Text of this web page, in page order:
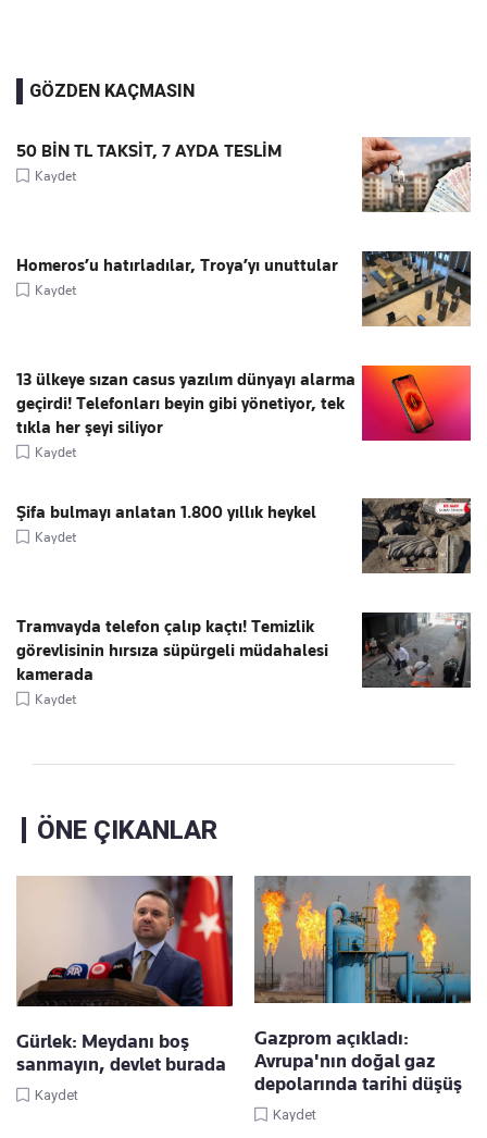
GÖZDEN KAÇMASIN
50 BİN TL TAKSİT, 7 AYDA TESLİM
Kaydet
Homeros’u hatırladılar, Troya’yı unuttular
Kaydet
13 ülkeye sızan casus yazılım dünyayı alarma
geçirdi! Telefonları beyin gibi yönetiyor, tek
tıkla her şeyi siliyor
Kaydet
Şifa bulmayı anlatan 1.800 yıllık heykel
Kaydet
Tramvayda telefon çalıp kaçtı! Temizlik
görevlisinin hırsıza süpürgeli müdahalesi
kamerada
Kaydet
ÖNE ÇIKANLAR
Gürlek: Meydanı boş
sanmayın, devlet burada
Kaydet
Gazprom açıkladı:
Avrupa'nın doğal gaz
depolarında tarihi düşüş
Kaydet